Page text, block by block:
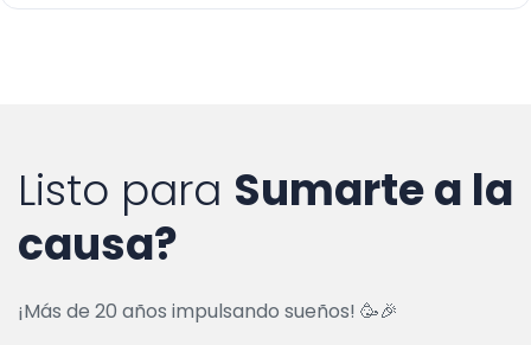
Listo para Sumarte a la
causa?
¡Más de 20 años impulsando sueños! 🥳🎉